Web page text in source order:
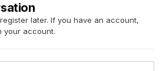
later. If you have an account,
your account.